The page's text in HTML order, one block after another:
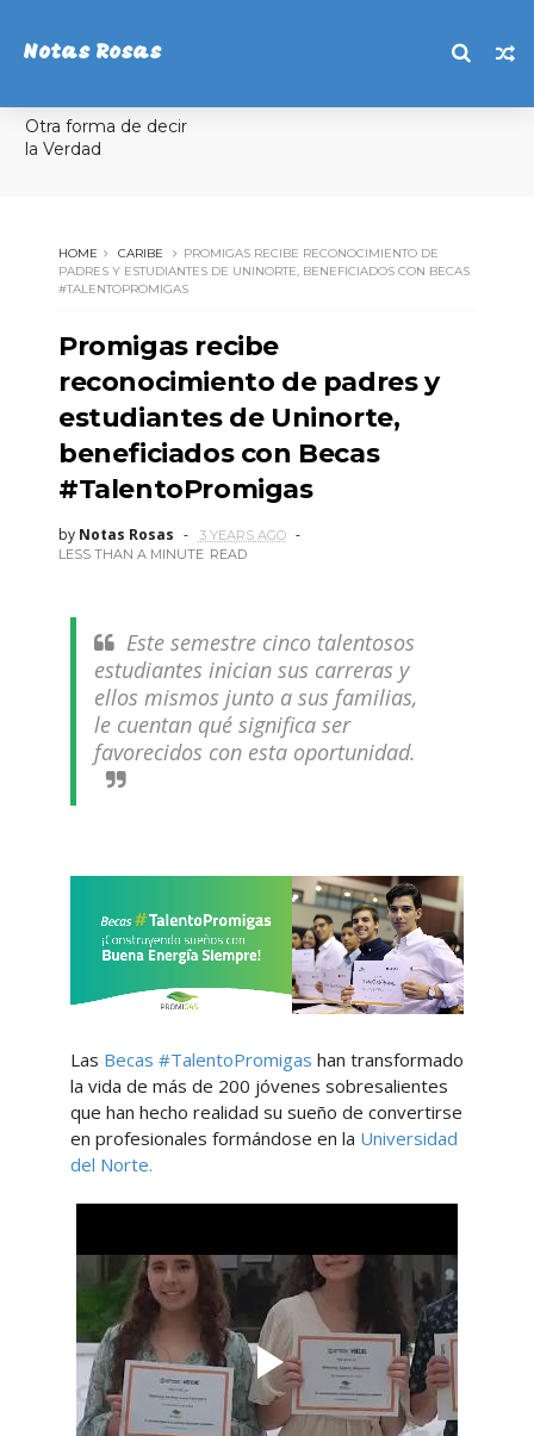
Notas Rosas
Otra forma de decir
la Verdad
HOME CARIBE
PROMIGAS RECIBE RECONOCIMIENTO DE
PADRES Y ESTUDIANTES DE UNINORTE, BENEFICIADOS CON BECAS
#TALENTOPROMIGAS
Promigas recibe
reconocimiento de padres y
estudiantes de Uninorte,
beneficiados con Becas
#TalentoPromigas
by Notas Rosas
3 YEARS AGO
LESS THAN A MINUTE READ
Este semestre cinco talentosos
estudiantes inician sus carreras y
ellos mismos junto a sus familias,
le cuentan qué significa ser
favorecidos con esta oportunidad.
Las Becas #TalentoPromigas han transformado
la vida de más de 200 jóvenes sobresalientes
que han hecho realidad su sueño de convertirse
en profesionales formándose en la Universidad
del Norte.